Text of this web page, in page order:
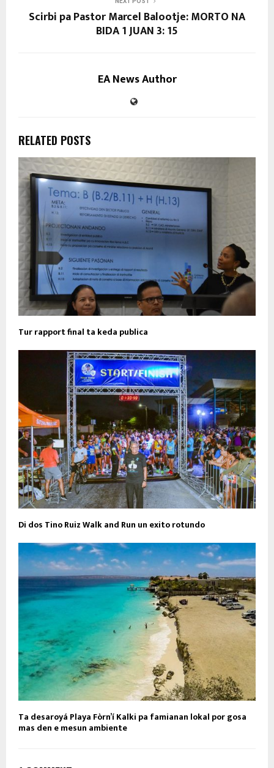
Scirbi pa Pastor Marcel Balootje: MORTO NA
BIDA 1 JUAN 3: 15
EA News Author
RELATED POSTS
Tur rapport final ta keda publica
Di dos Tino Ruiz Walk and Run un exito rotundo
Ta desaroyá Playa Fòrn’í Kalki pa famianan lokal por gosa
mas den e mesun ambiente